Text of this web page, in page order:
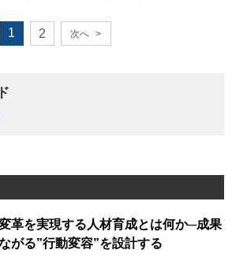
1 2 次へ >
革を実現する人材育成とは何か─成果
がる”行動変容”を設計する